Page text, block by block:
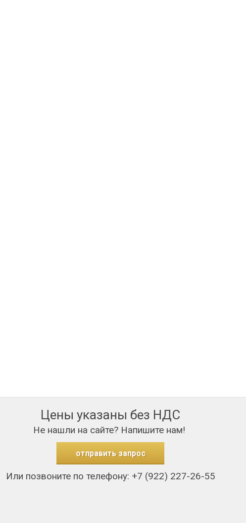
Цены указаны без НДС
Не нашли на сайте? Напишите нам!
отправить запрос
Или позвоните по телефону: +7 (922) 227-26-55